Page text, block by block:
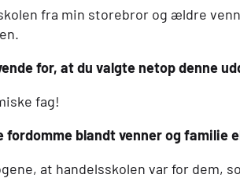
fra min storebror og ældre
for, at du valgte netop denne
fag!
fordomme blandt venner og
at handelsskolen var for dem,